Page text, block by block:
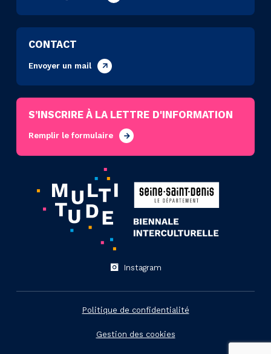
CONTACT
Envoyer un mail
S’INSCRIRE À LA LETTRE D'INFORMATION
Remplir le formulaire
Instagram
Politique de confidentialité
Gestion des cookies